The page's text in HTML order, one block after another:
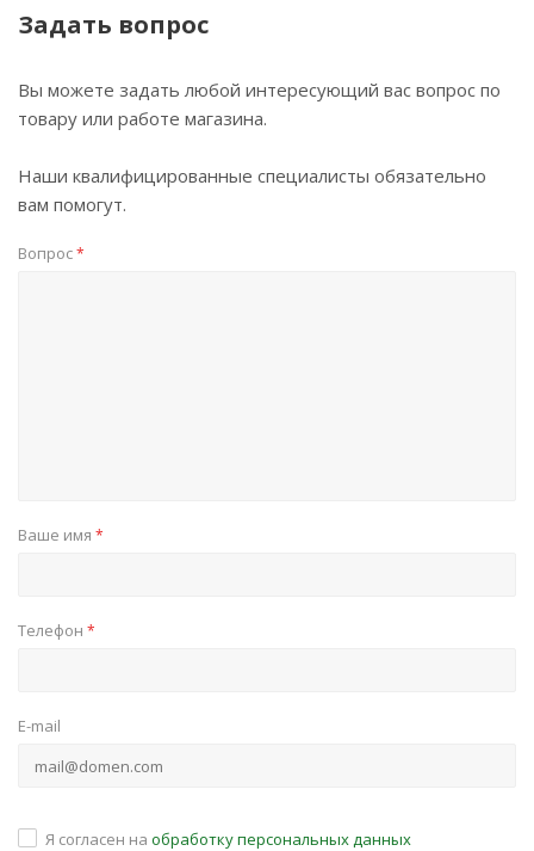
Задать вопрос
Вы можете задать любой интересующий вас вопрос по
товару или работе магазина.
Наши квалифицированные специалисты обязательно
вам помогут.
Вопрос*
Ваше имя *
Телефон *
E-mail
Я согласен на обработку персональных данных